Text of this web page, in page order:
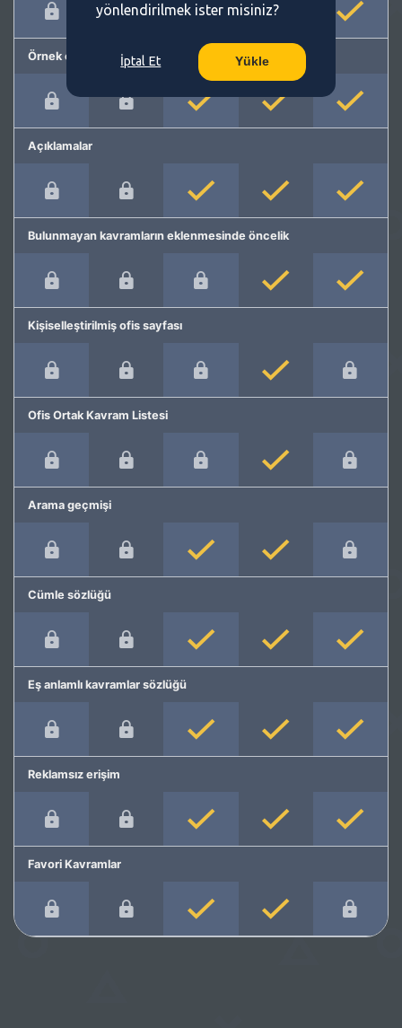
Örnek cümleler
Açıklamalar
Bulunmayan kavramların eklenmesinde öncelik
Kişiselleştirilmiş ofis sayfası
Ofis Ortak Kavram Listesi
Arama geçmişi
Cümle sözlüğü
Eş anlamlı kavramlar sözlüğü
Reklamsız erişim
Favori Kavramlar
yönlendirilmek ister misiniz?
İptal Et Yükle